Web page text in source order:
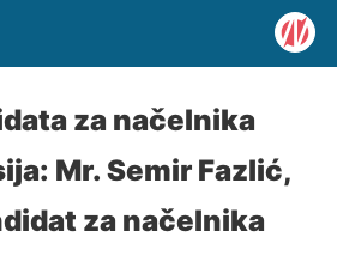
za načelnika
Mr. Semir Fazlić,
za načelnika